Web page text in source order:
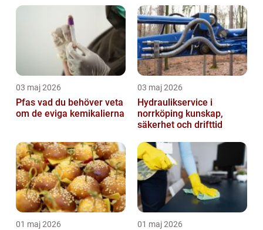
03 maj 2026
Pfas vad du behöver veta
om de eviga kemikalierna
03 maj 2026
Hydraulikservice i
norrköping kunskap,
säkerhet och drifttid
01 maj 2026 01 maj 2026